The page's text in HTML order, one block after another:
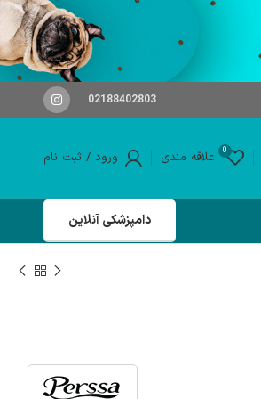
02188402803
0 علاقه مندی ورود / ثبت نام
دامپزشکی آنلاین